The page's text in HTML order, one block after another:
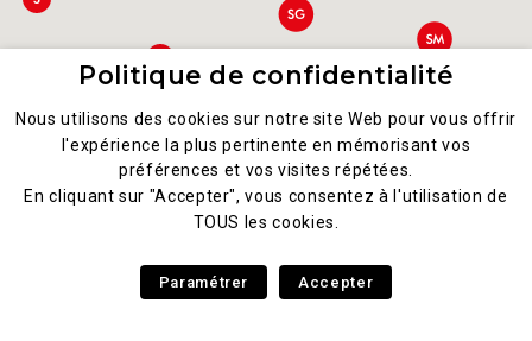
8
3
Politique de confidentialité
Nous utilisons des cookies sur notre site Web pour vous offrir
l'expérience la plus pertinente en mémorisant vos
préférences et vos visites répétées.
En cliquant sur "Accepter", vous consentez à l'utilisation de
TOUS les cookies.
Paramétrer Accepter